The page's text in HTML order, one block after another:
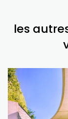
les